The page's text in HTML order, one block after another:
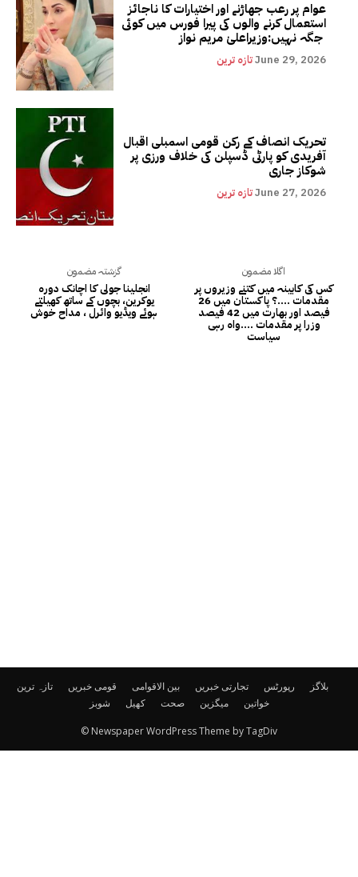
تازہ ترین قومی خبریں بین الاقوامی تجارتی خبریں رپورٹس
بلاگز
شوبز
کھیل صحت میگزین خواتین
© Newspaper WordPress Theme by TagDiv